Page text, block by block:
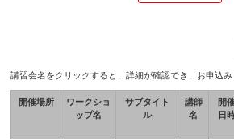
講習会名をクリックすると、詳細が確認でき、お申込み
開催場所
ワークショ
ップ名
サブタイト
ル
講師
名
開
日